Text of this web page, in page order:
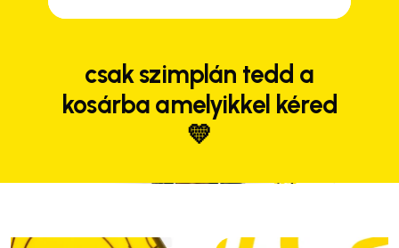
csak szimplán tedd a
kosárba amelyikkel kéred
💛